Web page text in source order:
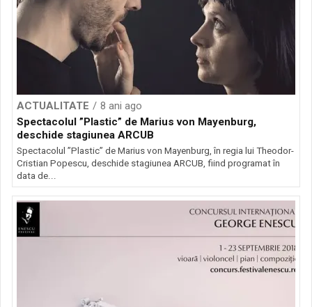
ACTUALITATE
8 ani ago
Spectacolul ”Plastic” de Marius von Mayenburg,
deschide stagiunea ARCUB
Spectacolul ”Plastic” de Marius von Mayenburg, în regia lui Theodor-
Cristian Popescu, deschide stagiunea ARCUB, fiind programat în
data de...